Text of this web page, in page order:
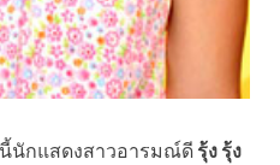
นักแสดงสาวอารมณ์ดี รุ้ง รุ้ง